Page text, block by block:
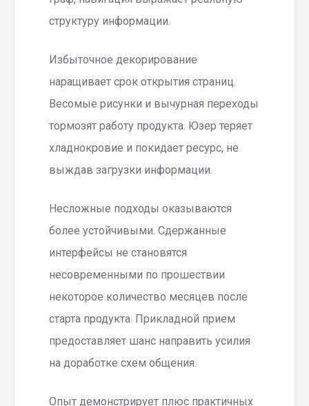
структуру информации.
Избыточное декорирование
наращивает срок открытия страниц.
Весомые рисунки и вычурная переходы
тормозят работу продукта. Юзер теряет
хладнокровие и покидает ресурс, не
выждав загрузки информации.
Несложные подходы оказываются
более устойчивыми. Сдержанные
интерфейсы не становятся
несовременными по прошествии
некоторое количество месяцев после
старта продукта. Прикладной прием
предоставляет шанс направить усилия
на доработке схем общения.
Опыт демонстрирует плюс практичных